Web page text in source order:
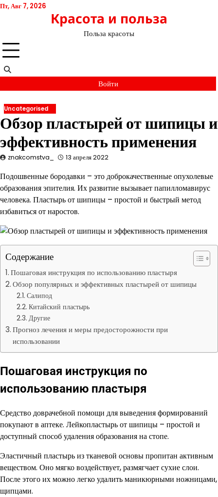
Перейти
Пт, Авг 7, 2026
Красота и польза
Польза красоты
Войти
Uncategorised
Обзор пластырей от шипицы и
эффективность применения
znakcomstva_ 13 апреля 2022
Подошвенные бородавки – это доброкачественные опухолевые
образования эпителия. Их развитие вызывает папилломавирус
человека. Пластырь от шипицы – простой и быстрый метод
избавиться от наростов.
Содержание
Пошаговая инструкция по использованию пластыря
Обзор популярных и эффективных пластырей от шипицы
Салипод
Китайский пластырь
Другие
Прогноз лечения и меры предосторожности при
использовании
Пошаговая инструкция по
использованию пластыря
Средство доврачебной помощи для выведения формирований
покупают в аптеке. Лейкопластырь от шипицы – простой и
доступный способ удаления образования на стопе.
Эластичный пластырь из тканевой основы пропитан активным
веществом. Оно мягко воздействует, размягчает сухие слои.
После этого их можно легко удалить маникюрными ножницами,
щипцами.